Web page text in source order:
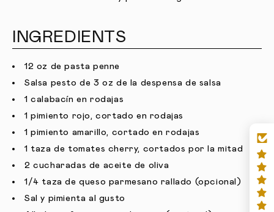
INGREDIENTS
12 oz de pasta penne
Salsa pesto de 3 oz de la despensa de salsa
1 calabacín en rodajas
1 pimiento rojo, cortado en rodajas
1 pimiento amarillo, cortado en rodajas
1 taza de tomates cherry, cortados por la mitad
2 cucharadas de aceite de oliva
1/4 taza de queso parmesano rallado (opcional)
Sal y pimienta al gusto